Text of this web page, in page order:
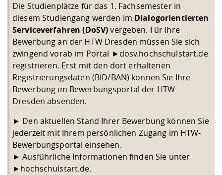
Die Studienplätze für das 1. Fachsemester in
diesem Studiengang werden im Dialogorientierten
Serviceverfahren (DoSV)vergeben. Für Ihre
Bewerbung an der HTW Dresden müssen Sie sich
zwingend vorab im Portal ►dosv.hochschulstart.de
registrieren. Erst mit den dort erhaltenen
Registrierungsdaten (BID/BAN) können Sie Ihre
Bewerbung im Bewerbungsportal der HTW
Dresden absenden.
► Den aktuellen Stand Ihrer Bewerbung können Sie
jederzeit mit Ihrem persönlichen Zugang im HTW-
Bewerbungsportal einsehen.
► Ausführliche Informationen finden Sie unter
►hochschulstart.de.